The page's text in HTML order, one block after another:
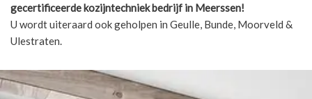
gecertificeerde kozijntechniek bedrijf in Meerssen!
U wordt uiteraard ook geholpen in Geulle, Bunde, Moorveld &
Ulestraten.